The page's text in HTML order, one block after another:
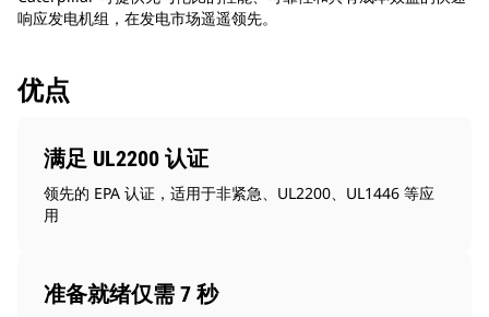
响应发电机组，在发电市场遥遥领先。
优点
满足 UL2200 认证
领先的 EPA 认证，适用于非紧急、UL2200、UL1446 等应
用
准备就绪仅需 7 秒